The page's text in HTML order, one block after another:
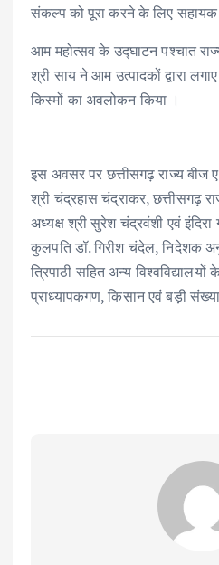
संकल्प को पूरा करने के लिए सहायक
आम महोत्सव के उद्घाटन पश्चात
श्री साय ने आम उत्पादकों द्वारा
किस्मों का अवलोकन किया ।
इस अवसर पर छत्तीसगढ़ राज्य बीज
श्री चंद्रहास चंद्राकर, छत्तीसगढ़
अध्यक्ष श्री सुरेश चंद्रवंशी एवं इंदिरा
कुलपति डॉ. गिरीश चंदेल, निदेशक
त्रिपाठी सहित अन्य
प्राध्यापकगण, किसान एवं बड़ी